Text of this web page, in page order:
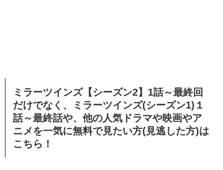
ミラーツインズ【シーズン2】1話～最終回
だけでなく、ミラーツインズ(シーズン1)１
話～最終話や、他の人気ドラマや映画やア
ニメを一気に無料で見たい方(見逃した方)は
こちら！